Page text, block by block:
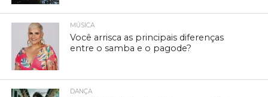
MÚSICA
Você arrisca as principais diferenças
entre o samba e o pagode?
DANÇA